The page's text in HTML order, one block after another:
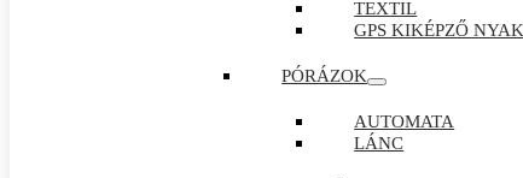
TEXTIL
GPS KIKÉPZŐ
PÓRÁZOK
AUTOMATA
LÁNC